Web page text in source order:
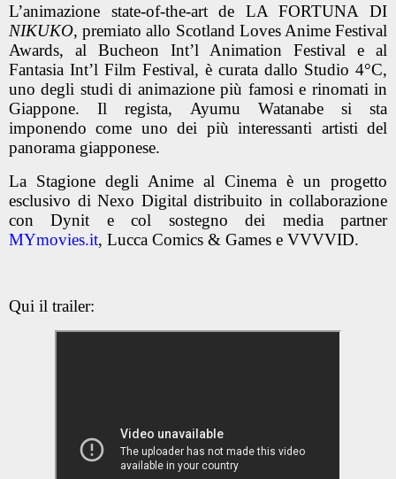
L’animazione state-of-the-art de LA FORTUNA DI
NIKUKO, premiato allo Scotland Loves Anime Festival
Awards, al Bucheon Int’l Animation Festival e al
Fantasia Int’l Film Festival, è curata dallo Studio 4°C,
uno degli studi di animazione più famosi e rinomati in
Giappone. Il regista, Ayumu Watanabe si sta
imponendo come uno dei più interessanti artisti del
panorama giapponese.
La Stagione degli Anime al Cinema è un progetto
esclusivo di Nexo Digital distribuito in collaborazione
con Dynit e col sostegno dei media partner
MYmovies.it, Lucca Comics & Games e VVVVID.
Qui il trailer: